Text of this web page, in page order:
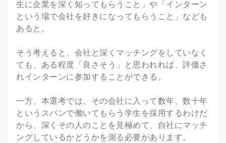
生に企業を深く知ってもらうこと」や「インターン
という場で会社を好きになってもらうこと」なども
あると。
そう考えると、会社と深くマッチングをしていなく
ても、ある程度「良さそう」と思われれば、評価さ
れインターンに参加することができる。
一方、本選考では、その会社に入って数年、数十年
というスパンで働いてもらう学生を採用するわけだ
から、深くその人のことを見極めて、自社にマッチ
ングしているかどうかを測る必要があります。